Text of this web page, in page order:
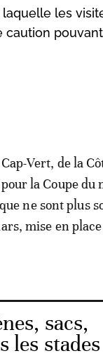
laquelle les
caution
Vert, de la
la Coupe du
ne sont plus
mise en
sacs,
les stades